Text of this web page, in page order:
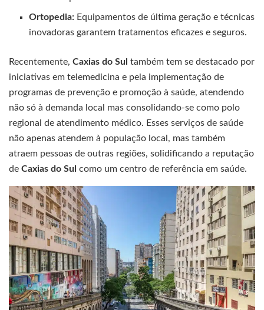
Ortopedia: Equipamentos de última geração e técnicas
inovadoras garantem tratamentos eficazes e seguros.
Recentemente, Caxias do Sul também tem se destacado por
iniciativas em telemedicina e pela implementação de
programas de prevenção e promoção à saúde, atendendo
não só à demanda local mas consolidando-se como polo
regional de atendimento médico. Esses serviços de saúde
não apenas atendem à população local, mas também
atraem pessoas de outras regiões, solidificando a reputação
de Caxias do Sul como um centro de referência em saúde.